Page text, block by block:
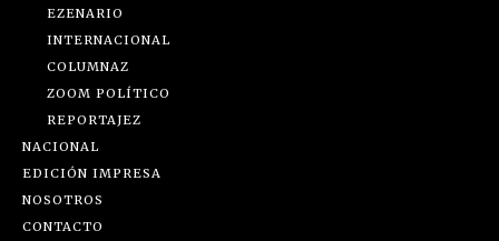
EZENARIO
INTERNACIONAL
COLUMNAZ
ZOOM POLÍTICO
REPORTAJEZ
NACIONAL
EDICIÓN IMPRESA
NOSOTROS
CONTACTO